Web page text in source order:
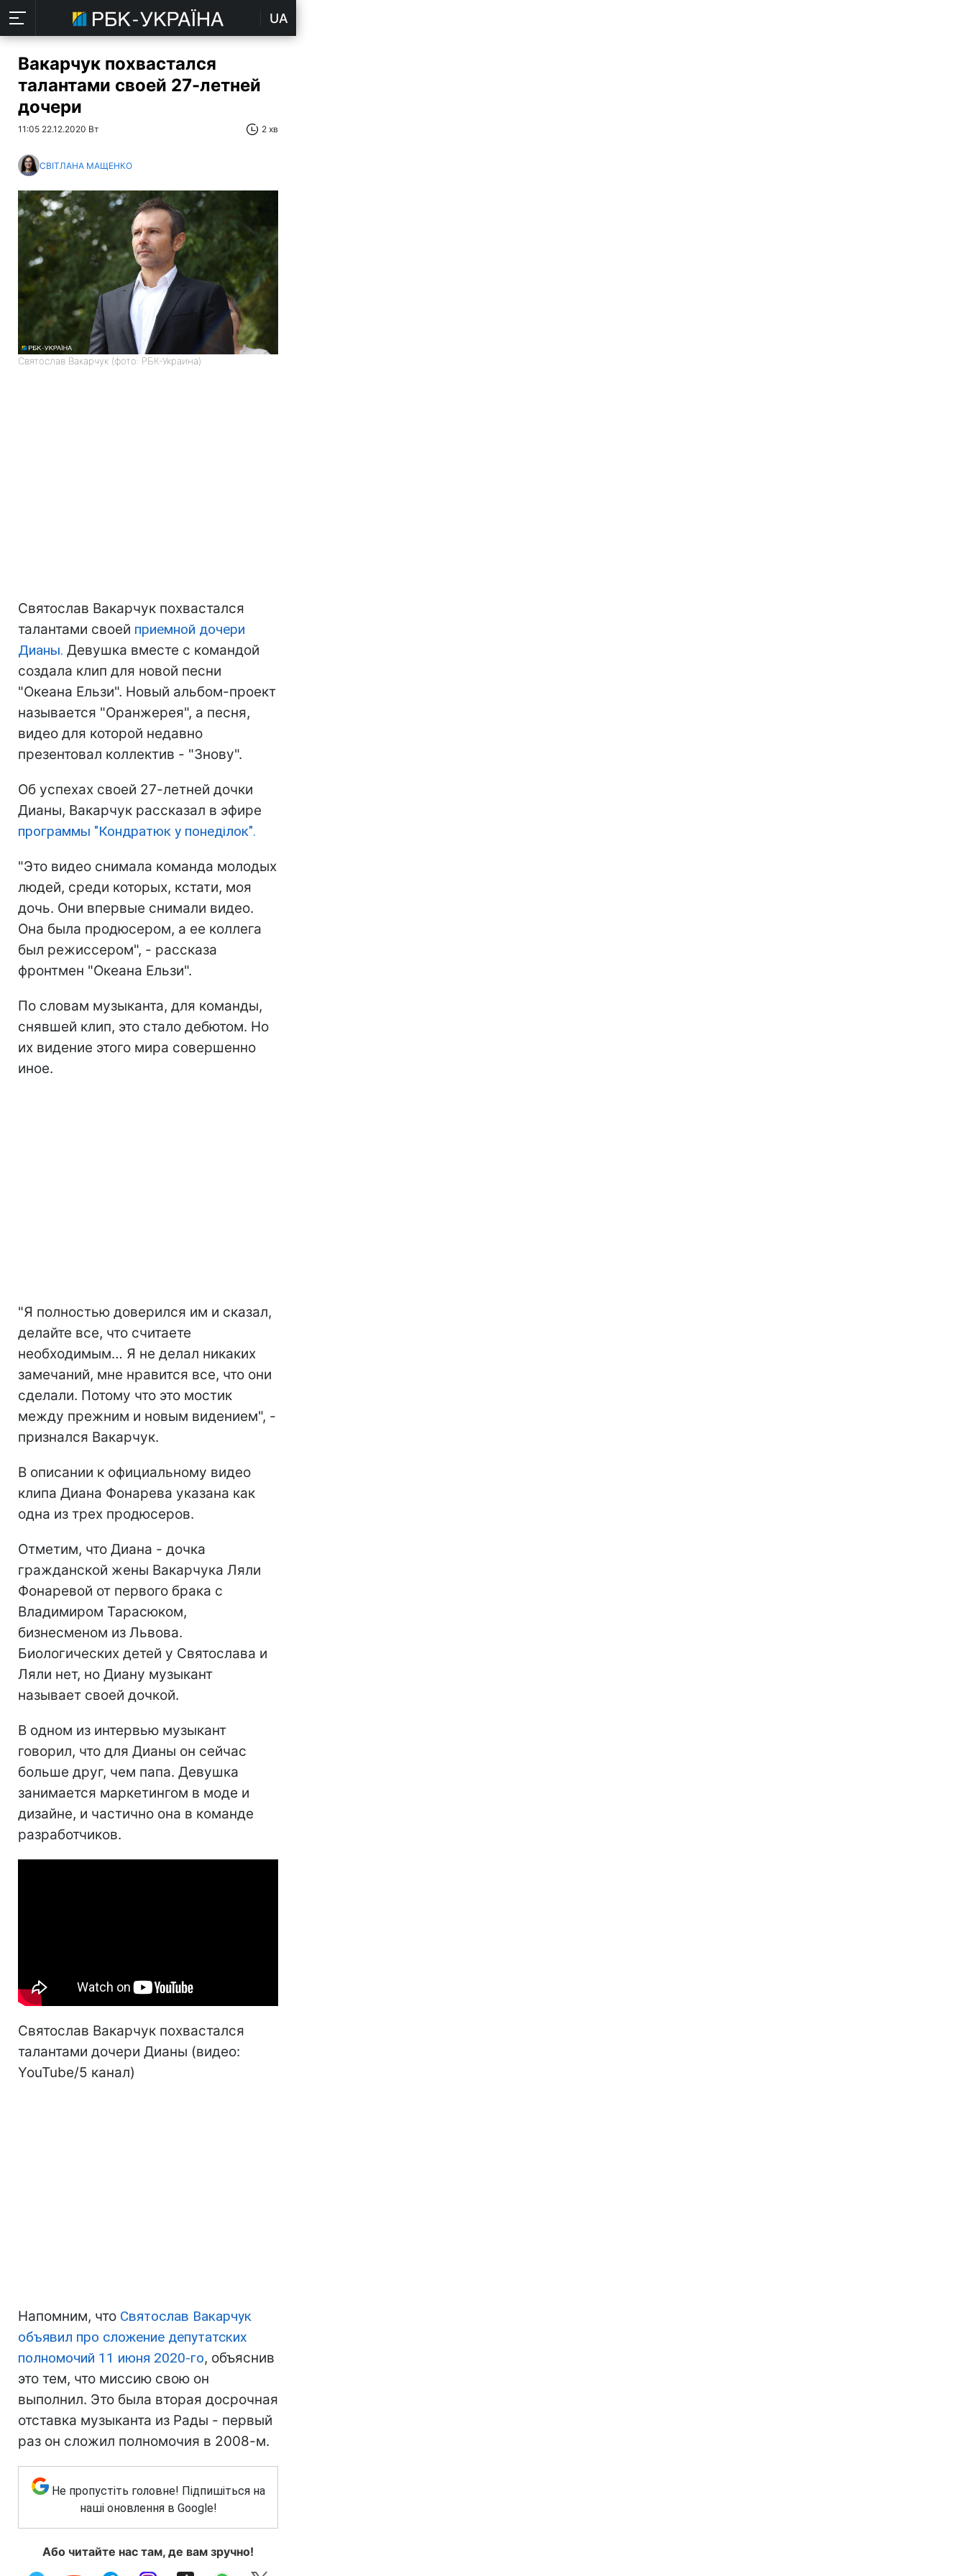
UA
Вакарчук похвастался
талантами своей 27-летней
дочери
11:05 22.12.2020 Вт 2 хв
СВІТЛАНА МАЩЕНКО
Святослав Вакарчук (фото: РБК-Украина)
Святослав Вакарчук похвастался
талантами своей приемной дочери
Дианы. Девушка вместе с командой
создала клип для новой песни
"Океана Ельзи". Новый альбом-проект
называется "Оранжерея", а песня,
видео для которой недавно
презентовал коллектив - "Знову".
Об успехах своей 27-летней дочки
Дианы, Вакарчук рассказал в эфире
программы "Кондратюк у понеділок".
"Это видео снимала команда молодых
людей, среди которых, кстати, моя
дочь. Они впервые снимали видео.
Она была продюсером, а ее коллега
был режиссером", - рассказа
фронтмен "Океана Ельзи".
По словам музыканта, для команды,
снявшей клип, это стало дебютом. Но
их видение этого мира совершенно
иное.
"Я полностью доверился им и сказал,
делайте все, что считаете
необходимым… Я не делал никаких
замечаний, мне нравится все, что они
сделали. Потому что это мостик
между прежним и новым видением", -
признался Вакарчук.
В описании к официальному видео
клипа Диана Фонарева указана как
одна из трех продюсеров.
Отметим, что Диана - дочка
гражданской жены Вакарчука Ляли
Фонаревой от первого брака с
Владимиром Тарасюком,
бизнесменом из Львова.
Биологических детей у Святослава и
Ляли нет, но Диану музыкант
называет своей дочкой.
В одном из интервью музыкант
говорил, что для Дианы он сейчас
больше друг, чем папа. Девушка
занимается маркетингом в моде и
дизайне, и частично она в команде
разработчиков.
Святослав Вакарчук похвастался
талантами дочери Дианы (видео:
YouTube/5 канал)
Напомним, что Святослав Вакарчук
объявил про сложение депутатских
полномочий 11 июня 2020-го, объяснив
это тем, что миссию свою он
выполнил. Это была вторая досрочная
отставка музыканта из Рады - первый
раз он сложил полномочия в 2008-м.
Не пропустіть головне! Підпишіться на
наші оновлення в Google!
Або читайте нас там, де вам зручно!